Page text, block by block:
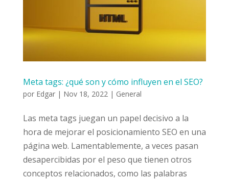
Meta tags: ¿qué son y cómo influyen en el SEO?
por Edgar| Nov 18, 2022| General
Las meta tags juegan un papel decisivo a la
hora de mejorar el posicionamiento SEO en una
página web. Lamentablemente, a veces pasan
desapercibidas por el peso que tienen otros
conceptos relacionados, como las palabras